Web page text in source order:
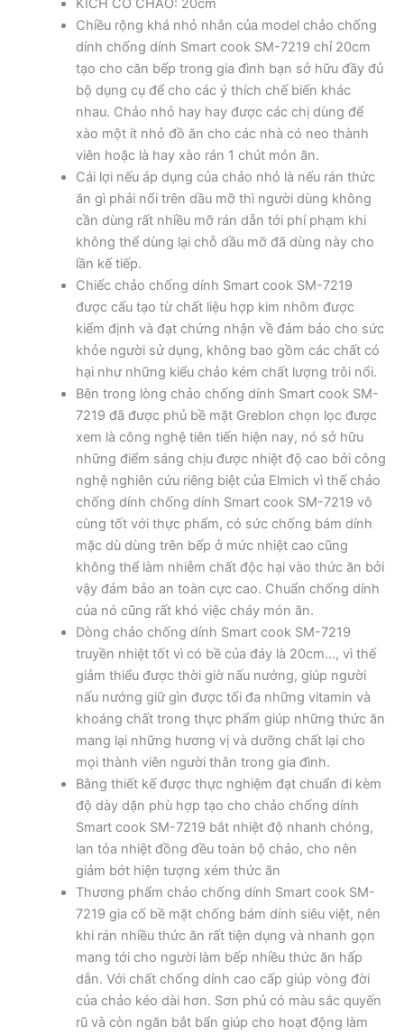
KÍCH CỠ CHẢO: 20cm
Chiều rộng khá nhỏ nhắn của model chảo chống
dính chống dính Smart cook SM-7219 chỉ 20cm
tạo cho căn bếp trong gia đình bạn sở hữu đầy đủ
bộ dụng cụ để cho các ý thích chế biến khác
nhau. Chảo nhỏ hay hay được các chị dùng để
xào một ít nhỏ đồ ăn cho các nhà có neo thành
viên hoặc là hay xào rán 1 chút món ăn.
Cái lợi nếu áp dụng của chảo nhỏ là nếu rán thức
ăn gì phải nổi trên dầu mỡ thì người dùng không
cần dùng rất nhiều mỡ rán dẫn tới phí phạm khi
không thể dùng lại chỗ dầu mỡ đã dùng này cho
lần kế tiếp.
Chiếc chảo chống dính Smart cook SM-7219
được cấu tạo từ chất liệu hợp kim nhôm được
kiểm định và đạt chứng nhận về đảm bảo cho sức
khỏe người sử dụng, không bao gồm các chất có
hại như những kiểu chảo kém chất lượng trôi nổi.
Bên trong lòng chảo chống dính Smart cook SM-
7219 đã được phủ bề mặt Greblon chọn lọc được
xem là công nghệ tiên tiến hiện nay, nó sở hữu
những điểm sáng chịu được nhiệt độ cao bởi công
nghệ nghiên cứu riêng biệt của Elmich vì thế chảo
chống dính chống dính Smart cook SM-7219 vô
cùng tốt với thực phẩm, có sức chống bám dính
mặc dù dùng trên bếp ở mức nhiệt cao cũng
không thể làm nhiễm chất độc hại vào thức ăn bởi
vậy đảm bảo an toàn cực cao. Chuẩn chống dính
của nó cũng rất khó việc cháy món ăn.
Dòng chảo chống dính Smart cook SM-7219
truyền nhiệt tốt vì có bề của đáy là 20cm…, vì thế
giảm thiểu được thời giờ nấu nướng, giúp người
nấu nướng giữ gìn được tối đa những vitamin và
khoáng chất trong thực phẩm giúp những thức ăn
mang lại những hương vị và dưỡng chất lại cho
mọi thành viên người thân trong gia đình.
Bằng thiết kế được thực nghiệm đạt chuẩn đi kèm
độ dày dặn phù hợp tạo cho chảo chống dính
Smart cook SM-7219 bắt nhiệt độ nhanh chóng,
lan tỏa nhiệt đồng đều toàn bộ chảo, cho nên
giảm bớt hiện tượng xém thức ăn
Thương phẩm chảo chống dính Smart cook SM-
7219 gia cố bề mặt chống bám dính siêu việt, nên
khi rán nhiều thức ăn rất tiện dụng và nhanh gọn
mang tới cho người làm bếp nhiều thức ăn hấp
dẫn. Với chất chống dính cao cấp giúp vòng đời
của chảo kéo dài hơn. Sơn phủ có màu sắc quyến
rũ và còn ngăn bắt bẩn giúp cho hoạt động làm